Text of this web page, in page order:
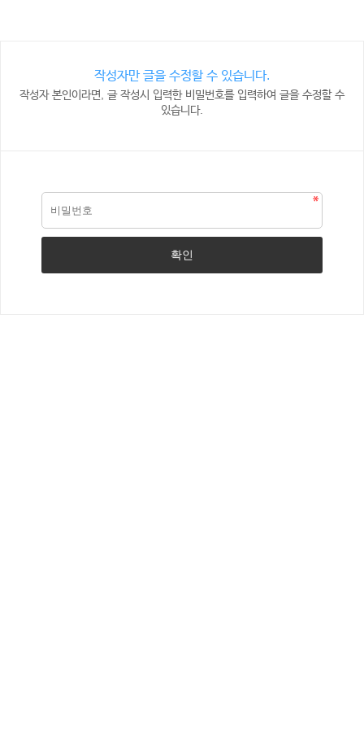
작성자만 글을 수정할 수 있습니다.
작성자 본인이라면, 글 작성시 입력한 비밀번호를 입력하여 글을 수정할 수
있습니다.